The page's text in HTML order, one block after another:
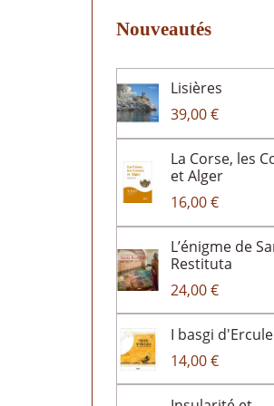
Nouveautés
Lisières
39,00 €
La Corse, les
et Alger
16,00 €
L’énigme de
Restituta
24,00 €
I basgi d'Ercule
14,00 €